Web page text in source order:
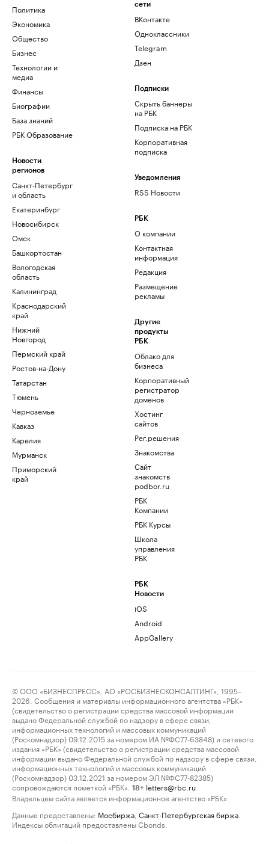
Политика
Экономика
Общество
Бизнес
Технологии и
медиа
Финансы
Биографии
База знаний
РБК Образование
Новости
регионов
Санкт-Петербург
и область
Екатеринбург
Новосибирск
Омск
Башкортостан
Вологодская
область
Калининград
Краснодарский
край
Нижний
Новгород
Пермский край
Ростов-на-Дону
Татарстан
Тюмень
Черноземье
Кавказ
Карелия
Мурманск
Приморский
край
сети
ВКонтакте
Одноклассники
Telegram
Дзен
Подписки
Скрыть баннеры
на РБК
Подписка на РБК
Корпоративная
подписка
Уведомления
RSS Новости
РБК
О компании
Контактная
информация
Редакция
Размещение
рекламы
Другие
продукты
РБК
Облако для
бизнеса
Корпоративный
регистратор
доменов
Хостинг
сайтов
Рег.решения
Знакомства
Сайт
знакомств
podbor.ru
РБК
Компании
РБК Курсы
Школа
управления
РБК
РБК
Новости
iOS
Android
AppGallery
© ООО «БИЗНЕСПРЕСС», АО «РОСБИЗНЕСКОНСАЛТИНГ», 1995–
2026. Сообщения и материалы информационного агентства «РБК»
(свидетельство о регистрации средства массовой информации
выдано Федеральной службой по надзору в сфере связи,
информационных технологий и массовых коммуникаций
(Роскомнадзор) 09.12.2015 за номером ИА №ФС77-63848) и сетевого
издания «РБК» (свидетельство о регистрации средства массовой
информации выдано Федеральной службой по надзору в сфере связи,
информационных технологий и массовых коммуникаций
(Роскомнадзор) 03.12.2021 за номером ЭЛ №ФС77-82385)
сопровождаются пометкой «РБК».
18+ letters@rbc.ru
Владельцем сайта является информационное агентство «РБК».
Данные предоставлены: Мосбиржа Санкт-Петербургская биржа
Индексы облигаций предоставлены Cbonds.